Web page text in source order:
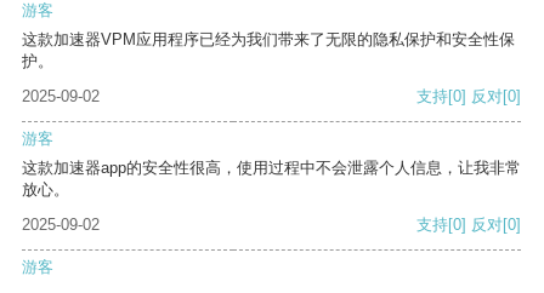
游客
这款加速器VPM应用程序已经为我们带来了无限的隐私保护和安全性保
护。
2025-09-02
支持[0] 反对[0]
游客
这款加速器app的安全性很高，使用过程中不会泄露个人信息，让我非常
放心。
2025-09-02
支持[0] 反对[0]
游客